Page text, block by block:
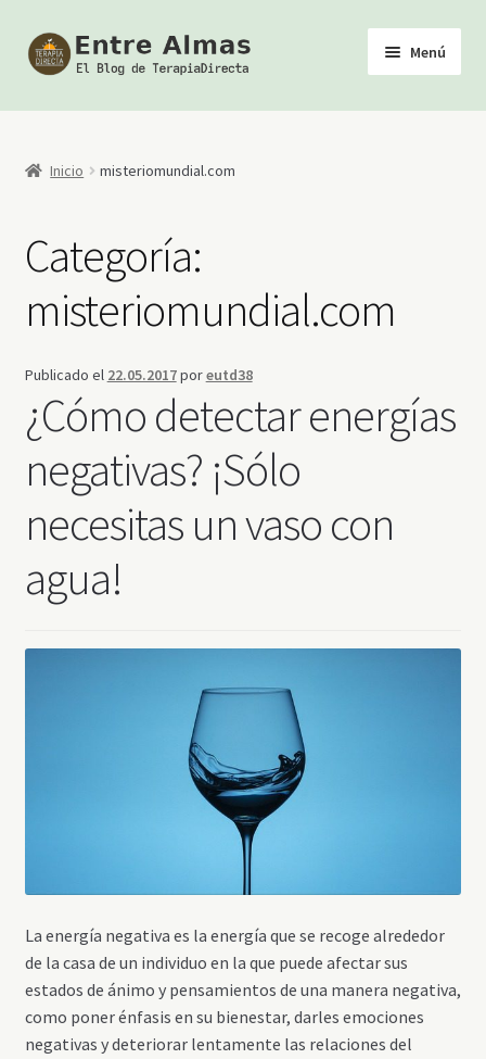
Ir
a
Ir
al
Menú
Inicio
TerapiaDirecta
Biblioteca Esotérica
Youtube
Inicio misteriomundial.com
Categoría:
misteriomundial.com
Publicado el 22.05.2017poreutd38
¿Cómo detectar energías
negativas? ¡Sólo
necesitas un vaso con
agua!
La energía negativa es la energía que se recoge alrededor
de la casa de un individuo en la que puede afectar sus
estados de ánimo y pensamientos de una manera negativa,
como poner énfasis en su bienestar, darles emociones
negativas y deteriorar lentamente las relaciones del